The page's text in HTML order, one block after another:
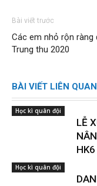
Bài viết trước
Các em nhỏ rộn ràng
Trung thu 2020
BÀI VIẾT LIÊN QUAN
Học kì quân đội
LỄ
HK6
Học kì quân đội